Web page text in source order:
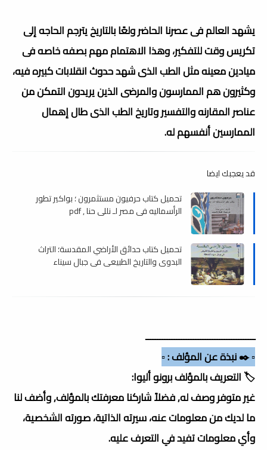
يشهد العالم فى عصرنا الحاضر ولعًا بالتاريخ يترجم الحاجه إلى
تكريس وقت للتفكير، وهذا الاهتمام مهم بصفه خاصه فى
ميادين معينه مثل الطب الذى شهد حدوث انقلابات كبيره فيه،
وكثيرون هم الممارسون والمرضى الذين يريدون التمكن من
عناصر المقارنه والتفسير وتاريخ الطب الذى طال إهمال
الممارسين أنفسهم له.
قد يعجبك ايضا
تحميل كتاب حرفيون مستثمرون ؛ بواكير تطور
الرأسماليه في مصر لـ نللي حنا , pdf
تحميل كتاب حدائق الأراضي المقدسة؛ التراث
البدوي والتاريخ الطبيعي فى جبال سيناء
ــــــــــــــــــــــــــــــــــــــــــــــ
▫️ ✒️ نبذة عن المؤلف : ▫️
🏷️ التعريف بالمؤلف برونو أليوا:
غير متوفر وصف له, فضلاً شاركنا معرفتك بالمؤلف, وأضف لنا
ما لديك من معلومات عنه، سيرته الذاتية، صورته الشخصية،
وأي معلومات تفيد في التعرف عليه.